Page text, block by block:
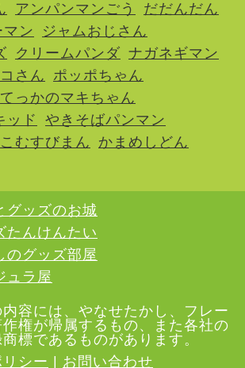
アンパンマンごう
だだんだん
マン
ジャムおじさん
クリームパンダ ナガネギマン
さん
ポッポちゃん
てっかのマキちゃん
ッド
やきそばパンマン
こむすびまん
かまめしどん
グッズのお城
たんけんたい
のグッズ部屋
ュラ屋
容には、やなせたかし、フレー
権が帰属するもの、また各社の
標であるものがあります。
シー
お問い合わせ